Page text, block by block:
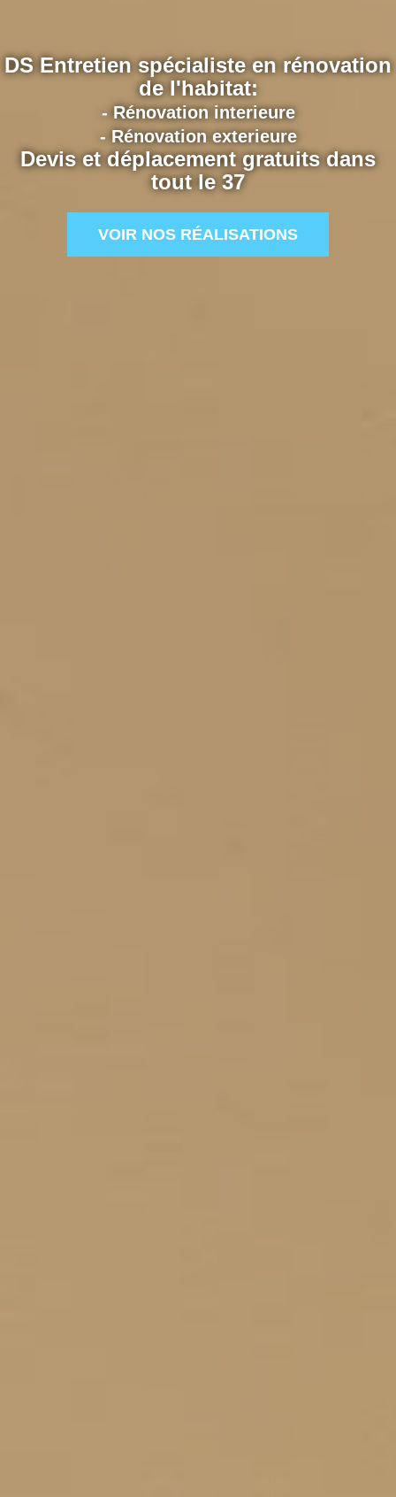
DS Entretien spécialiste en rénovation
de l'habitat:
- Rénovation interieure
- Rénovation exterieure
Devis et déplacement gratuits dans
tout le 37
VOIR NOS RÉALISATIONS